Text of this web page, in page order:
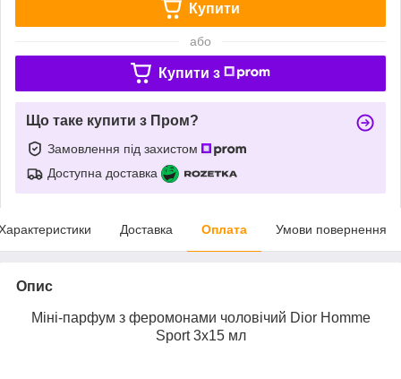
Купити
або
Купити з
Що таке купити з Пром?
Замовлення під захистом
Доступна доставка
Доставка Оплата Умови повернення
Опис
Міні-парфум з феромонами чоловічий Dior Homme
Sport 3х15 мл